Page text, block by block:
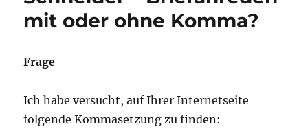
mit oder ohne Komma?
Frage
Ich habe versucht, auf Ihrer Internetseite
folgende Kommasetzung zu finden: